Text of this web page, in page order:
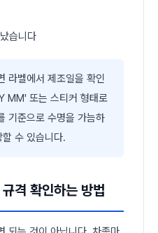
습니다
라벨에서 제조일을 확인
MM' 또는 스티커 형태로
기준으로 수명을 가늠하
수 있습니다.
격 확인하는 방법